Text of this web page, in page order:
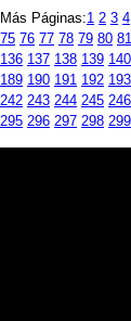
Más Páginas:1 2 3 4
75 76 77 78 79 80 81
136 137 138 139 140
189 190 191 192 193
242 243 244 245 246
295 296 297 298 299